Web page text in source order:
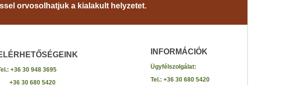
orvosolhatjuk a kialakult helyzetet.
+36 30 948 3695
+36 30 680 5420
INFORMÁCIÓK
Ügyfélszolgálat:
Tel.: +36 30 680 5420